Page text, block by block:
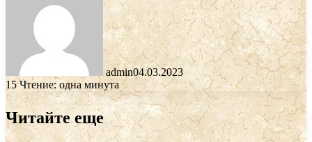
admin04.03.2023
15Чтение: одна минута
Читайте еще